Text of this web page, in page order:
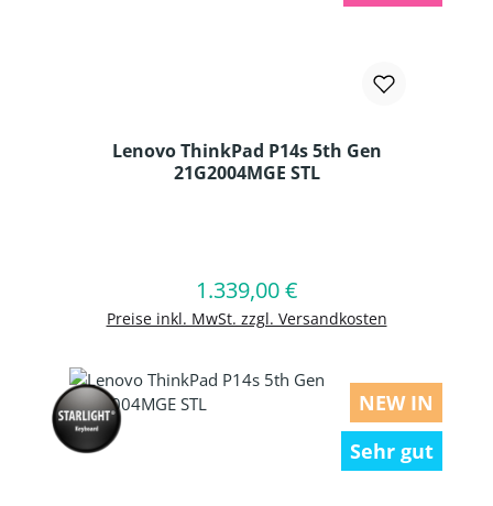
Lenovo ThinkPad P14s 5th Gen
21G2004MGE STL
Regulärer Preis:
1.339,00 €
Preise inkl. MwSt. zzgl. Versandkosten
In den Warenkorb
NEW IN
Sehr gut